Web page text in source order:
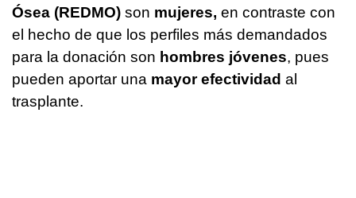
Ósea (REDMO) son mujeres, en contraste con
el hecho de que los perfiles más demandados
para la donación son hombres jóvenes, pues
pueden aportar una mayor efectividad al
trasplante.